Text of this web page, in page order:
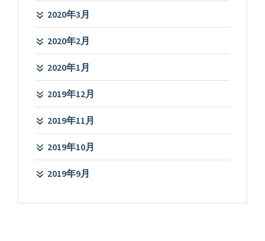
2020年3月
2020年2月
2020年1月
2019年12月
2019年11月
2019年10月
2019年9月